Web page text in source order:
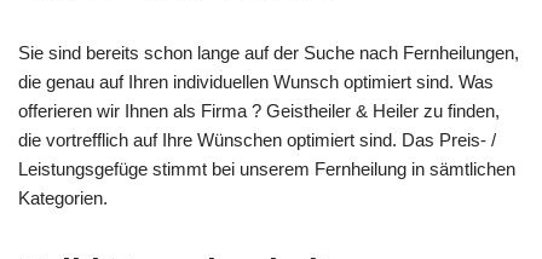
Sie sind bereits schon lange auf der Suche nach Fernheilungen,
die genau auf Ihren individuellen Wunsch optimiert sind. Was
offerieren wir Ihnen als Firma ? Geistheiler & Heiler zu finden,
die vortrefflich auf Ihre Wünschen optimiert sind. Das Preis- /
Leistungsgefüge stimmt bei unserem Fernheilung in sämtlichen
Kategorien.